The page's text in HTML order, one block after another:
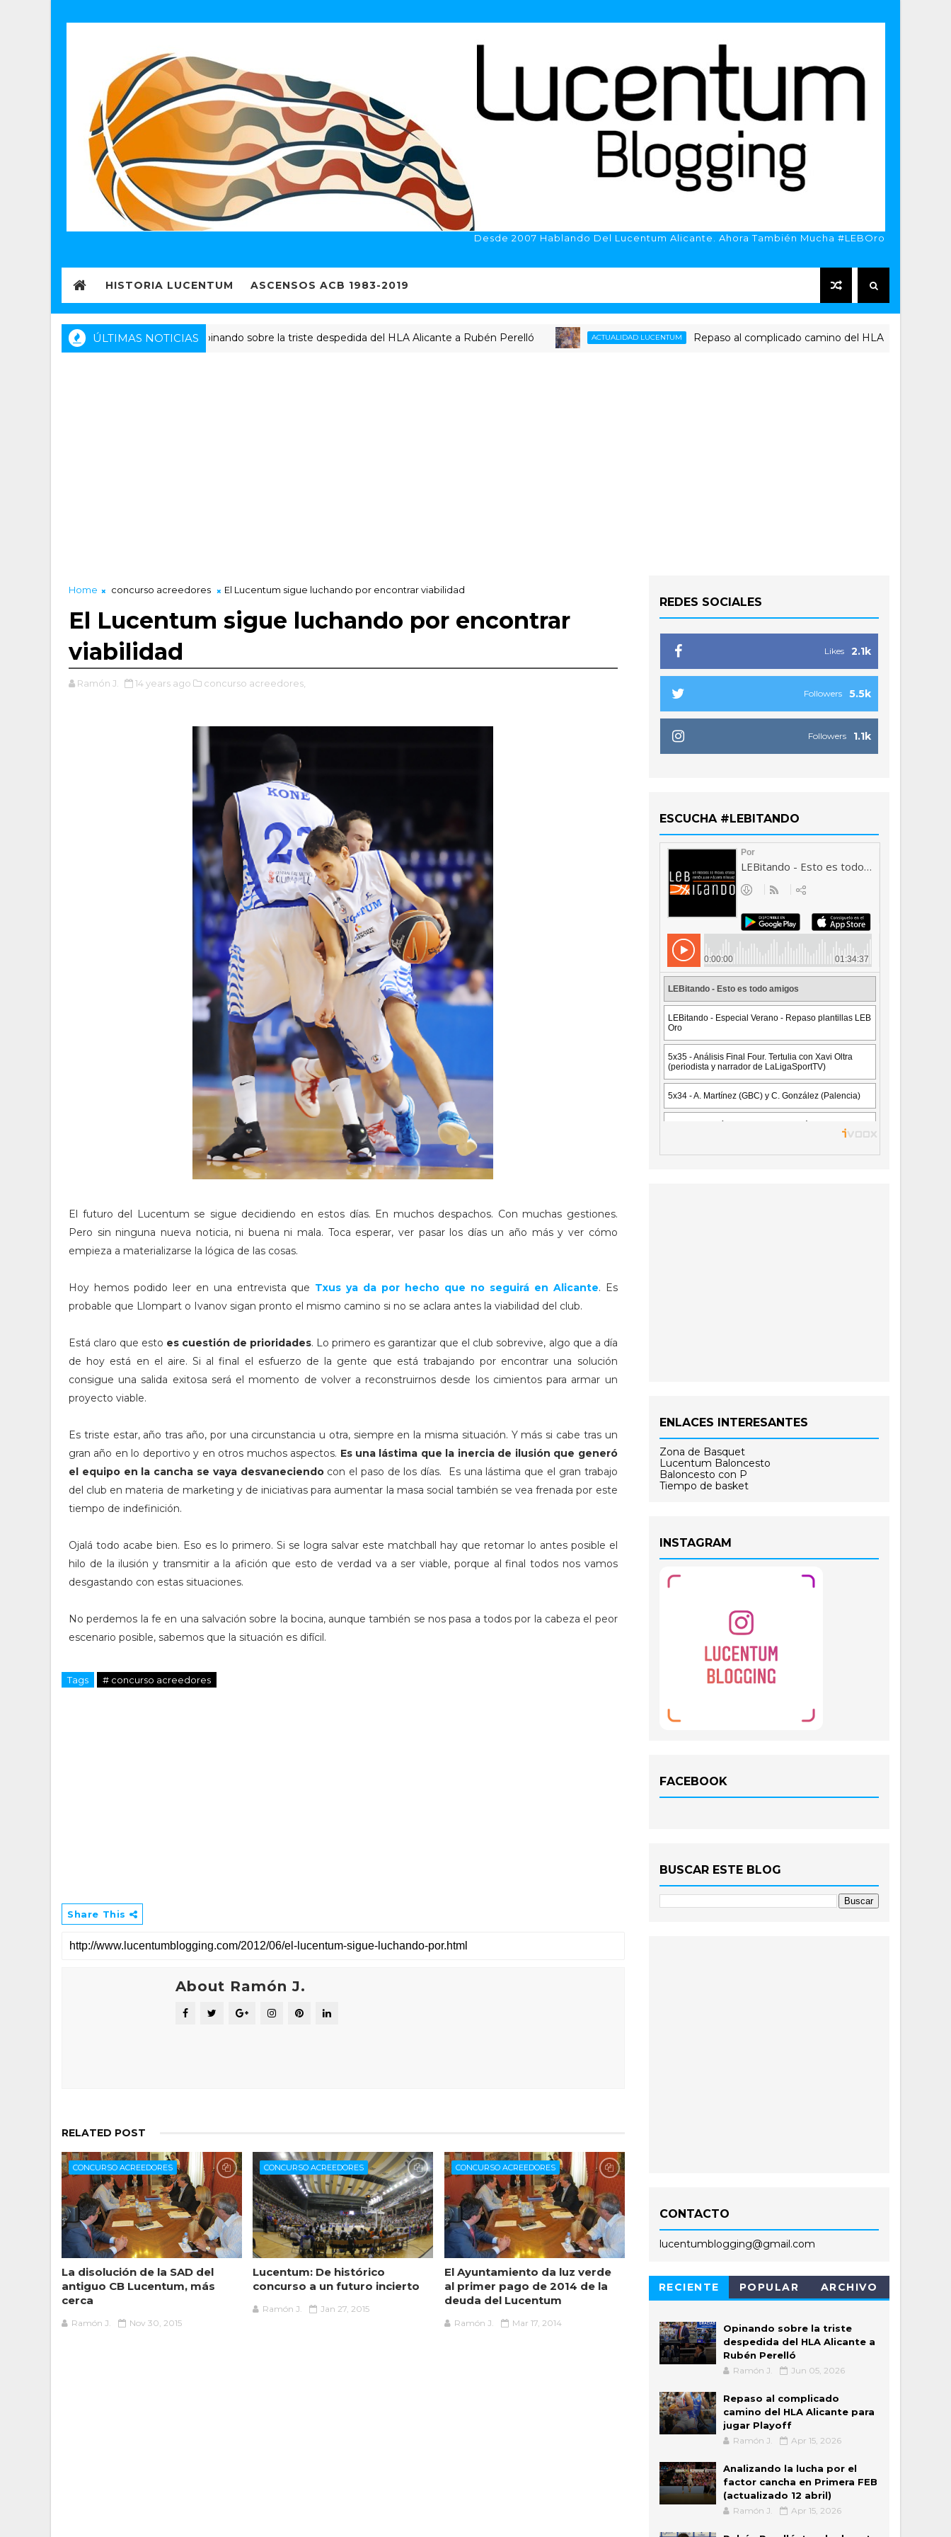
Desde 2007 Hablando Del Lucentum Alicante. Ahora También Mucha #LEBOro
HISTORIA LUCENTUM ASCENSOS ACB 1983-2019
ÚLTIMAS NOTICIAS
OPINIÓN Opinando sobre la triste despedida del HLA Alicante a Rubén Perelló ACTUALIDAD LUCENTUM Repaso al complicado camino del HLA Alicante para jugar
Home concurso acreedores El Lucentum sigue luchando por encontrar viabilidad
El Lucentum sigue luchando por encontrar
viabilidad
Ramón J. 14 years ago concurso acreedores,
El futuro del Lucentum se sigue decidiendo en estos días. En muchos despachos. Con muchas gestiones.
Pero sin ninguna nueva noticia, ni buena ni mala. Toca esperar, ver pasar los días un año más y ver cómo
empieza a materializarse la lógica de las cosas.
Hoy hemos podido leer en una entrevista que Txus ya da por hecho que no seguirá en Alicante. Es
probable que Llompart o Ivanov sigan pronto el mismo camino si no se aclara antes la viabilidad del club.
Está claro que esto es cuestión de prioridades. Lo primero es garantizar que el club sobrevive, algo que a día
de hoy está en el aire. Si al final el esfuerzo de la gente que está trabajando por encontrar una solución
consigue una salida exitosa será el momento de volver a reconstruirnos desde los cimientos para armar un
proyecto viable.
Es triste estar, año tras año, por una circunstancia u otra, siempre en la misma situación. Y más si cabe tras un
gran año en lo deportivo y en otros muchos aspectos. Es una lástima que la inercia de ilusión que generó
el equipo en la cancha se vaya desvaneciendocon el paso de los días. Es una lástima que el gran trabajo
del club en materia de marketing y de iniciativas para aumentar la masa social también se vea frenada por este
tiempo de indefinición.
Ojalá todo acabe bien. Eso es lo primero. Si se logra salvar este matchball hay que retomar lo antes posible el
hilo de la ilusión y transmitir a la afición que esto de verdad va a ser viable, porque al final todos nos vamos
desgastando con estas situaciones.
No perdemos la fe en una salvación sobre la bocina, aunque también se nos pasa a todos por la cabeza el peor
escenario posible, sabemos que la situación es difícil.
Tags # concurso acreedores
Share This
About Ramón J.
RELATED POST
CONCURSO ACREEDORES
La disolución de la SAD del
antiguo CB Lucentum, más
cerca
Ramón J. Nov 30, 2015
CONCURSO ACREEDORES
Lucentum: De histórico
concurso a un futuro incierto
Ramón J. Jan 27, 2015
CONCURSO ACREEDORES
El Ayuntamiento da luz verde
al primer pago de 2014 de la
deuda del Lucentum
Ramón J. Mar 17, 2014
REDES SOCIALES
2.1k
Likes
5.5k
Followers
1.1k
Followers
ESCUCHA #LEBITANDO
ENLACES INTERESANTES
Zona de Basquet
Lucentum Baloncesto
Baloncesto con P
Tiempo de basket
INSTAGRAM
FACEBOOK
BUSCAR ESTE BLOG
CONTACTO
lucentumblogging@gmail.com
RECIENTE POPULAR ARCHIVO
Opinando sobre la triste
despedida del HLA Alicante a
Rubén Perelló
Ramón J. Jun 05, 2026
Repaso al complicado
camino del HLA Alicante para
jugar Playoff
Ramón J. Apr 15, 2026
Analizando la lucha por el
factor cancha en Primera FEB
(actualizado 12 abril)
Ramón J. Apr 15, 2026